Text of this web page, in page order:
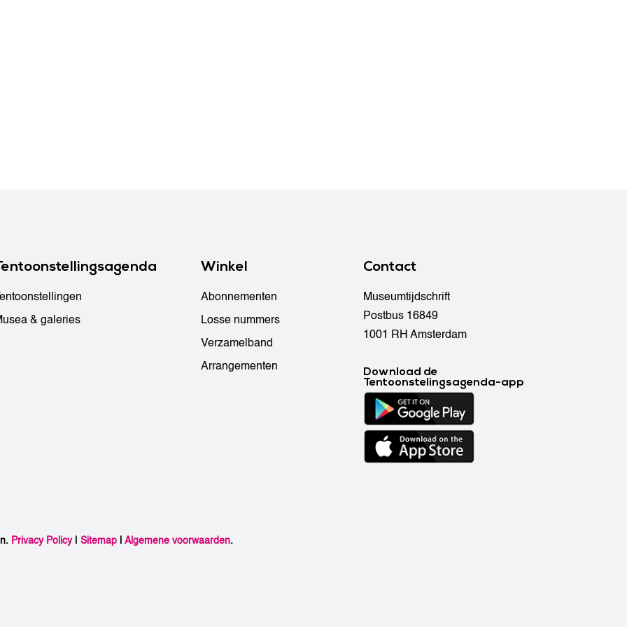
& galeries
Winkel
Abonnementen
Losse nummers
Verzamelband
Arrangementen
Contact
Museumtijdschrift
Postbus 16849
1001 RH Amsterdam
Download de
Tentoonstelingsagenda-app
Privacy Policy| Sitemap |Algemene voorwaarden.